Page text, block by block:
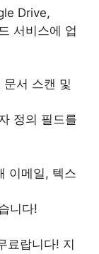
Drive,
서비스에 업
서 스캔 및
정의 필드를
이메일, 텍스
니다!
료랍니다! 지